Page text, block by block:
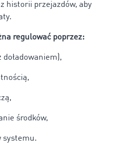
historii przejazdów, aby
regulować poprzez:
doładowaniem),
środków,
systemu.